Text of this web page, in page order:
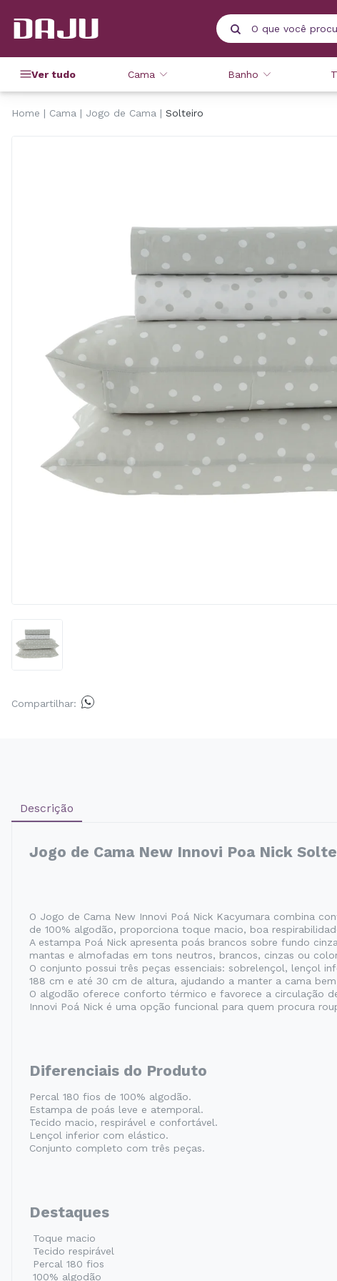
Ver tudo Cama Banho
Home Cama Jogo de Cama Solteiro
Compartilhar:
Descrição
Jogo de Cama New Innovi Poa Nick
O Jogo de Cama New Innovi Poá Nick Kacyumara combina
de 100% algodão, proporciona toque macio, boa
A estampa Poá Nick apresenta poás brancos sobre fundo
mantas e almofadas em tons neutros, brancos, cinzas ou
O conjunto possui três peças essenciais: sobrelençol, lençol
188 cm e até 30 cm de altura, ajudando a manter a cama
O algodão oferece conforto térmico e favorece a circulação
Innovi Poá Nick é uma opção funcional para quem procura
Diferenciais do Produto
Percal 180 fios de 100% algodão.
Estampa de poás leve e atemporal.
Tecido macio, respirável e confortável.
Lençol inferior com elástico.
Conjunto completo com três peças.
Destaques
Toque macio
Tecido respirável
Percal 180 fios
100% algodão